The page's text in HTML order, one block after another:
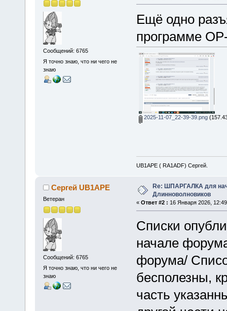
Сообщений: 6765
Я точно знаю, что ни чего не
знаю
Ещё одно
программе
2025-11-07_22-39-39.png
UB1APE ( RA1ADF) Сергей.
Сергей UB1APE
Ветеран
Сообщений: 6765
Я точно знаю, что ни чего не
знаю
Re: ШПАРГАЛКА для
Длинноволновиков
« Ответ #2 : 16 Января 2026,
Списки
начале
форума/
бесполезны,
часть